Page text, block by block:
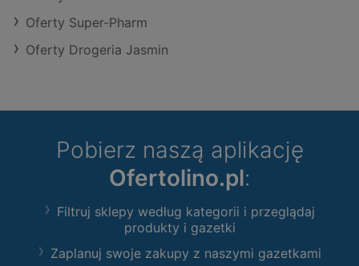
Oferty Super-Pharm
Oferty Drogeria Jasmin
Pobierz naszą aplikację
Ofertolino.pl:
Filtruj sklepy według kategorii i przeglądaj
produkty i gazetki
Zaplanuj swoje zakupy z naszymi gazetkami